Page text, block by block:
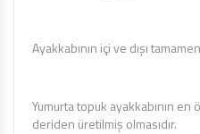
Ayakkabının içi ve dışı
Yumurta topuk ayakkabının
deriden üretilmiş olmasıdır.